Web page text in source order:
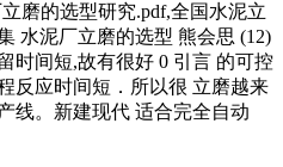
磨的选型研究.pdf,全国水泥立
水泥厂立磨的选型 熊会思 (12)
时间短,故有很好 0 引言 的可控
反应时间短．所以很 立磨越来
线。新建现代 适合完全自动